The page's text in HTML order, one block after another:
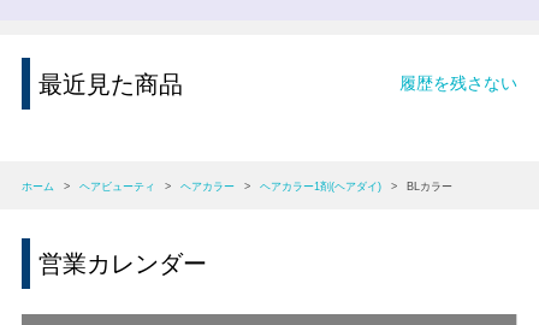
最近見た商品 履歴を残さない
ホーム > ヘアビューティ > ヘアカラー > ヘアカラー1剤(ヘアダイ) > BLカラー
営業カレンダー